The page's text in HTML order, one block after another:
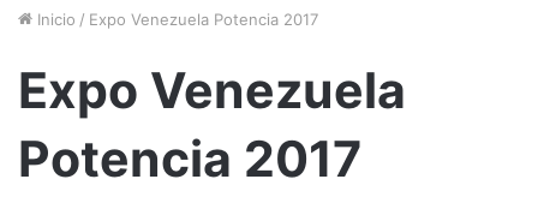
Inicio / Expo Venezuela Potencia 2017
Expo Venezuela
Potencia 2017